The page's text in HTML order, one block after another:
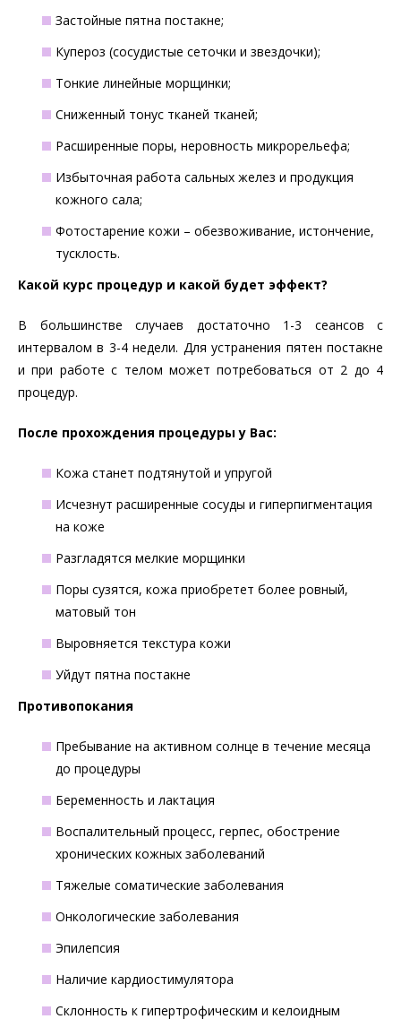
Застойные пятна постакне;
Купероз (сосудистые сеточки и звездочки);
Тонкие линейные морщинки;
Сниженный тонус тканей тканей;
Расширенные поры, неровность микрорельефа;
Избыточная работа сальных желез и продукция
кожного сала;
Фотостарение кожи – обезвоживание, истончение,
тусклость.
Какой курс процедур и какой будет эффект?
В большинстве случаев достаточно 1-3 сеансов с
интервалом в 3-4 недели. Для устранения пятен постакне
и при работе с телом может потребоваться от 2 до 4
процедур.
После прохождения процедуры у Вас:
Кожа станет подтянутой и упругой
Исчезнут расширенные сосуды и гиперпигментация
на коже
Разгладятся мелкие морщинки
Поры сузятся, кожа приобретет более ровный,
матовый тон
Выровняется текстура кожи
Уйдут пятна постакне
Противопокания
Пребывание на активном солнце в течение месяца
до процедуры
Беременность и лактация
Воспалительный процесс, герпес, обострение
хронических кожных заболеваний
Тяжелые соматические заболевания
Онкологические заболевания
Эпилепсия
Наличие кардиостимулятора
Склонность к гипертрофическим и келоидным